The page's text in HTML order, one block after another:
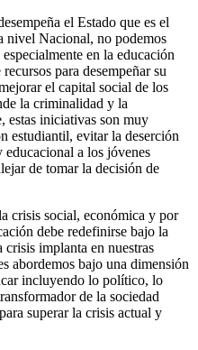
el Estado que es el
nivel Nacional, no podemos
en la educación
para desempeñar su
el capital social de los
la criminalidad y la
estas iniciativas son muy
estudiantil, evitar la deserción
a los jóvenes
de tomar la decisión de
crisis social, económica y por
debe redefinirse bajo la
implanta en nuestras
abordemos bajo una dimensión
incluyendo lo político, lo
de la sociedad
superar la crisis actual y